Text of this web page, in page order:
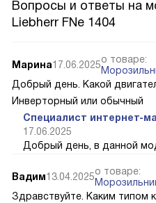
Вопросы и ответы на
Liebherr FNe 1404
Марина17.06.2025о товаре:
Добрый день. Какой
Инверторный или обычный
Специалист интернет-
17.06.2025
Добрый день, в данной
Вадим13.04.2025о товаре:
Здравствуйте. Каким типом